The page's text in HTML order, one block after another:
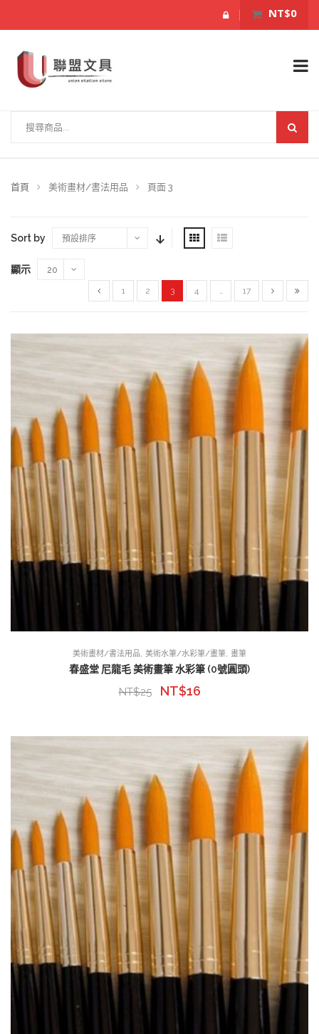
NT$0
首頁 美術畫材/書法用品 頁面 3
Sort by 預設排序
顯示 20
1 2 3 4 … 17
美術畫材/書法用品 美術水筆/水彩筆/畫筆 畫筆
春盛堂 尼龍毛 美術畫筆 水彩筆 (0號圓頭)
NT$25 NT$16